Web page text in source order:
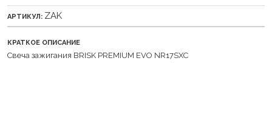
АРТИКУЛ: ZAK
КРАТКОЕ ОПИСАНИЕ
Свеча зажигания BRISK PREMIUM EVO NR17SXC